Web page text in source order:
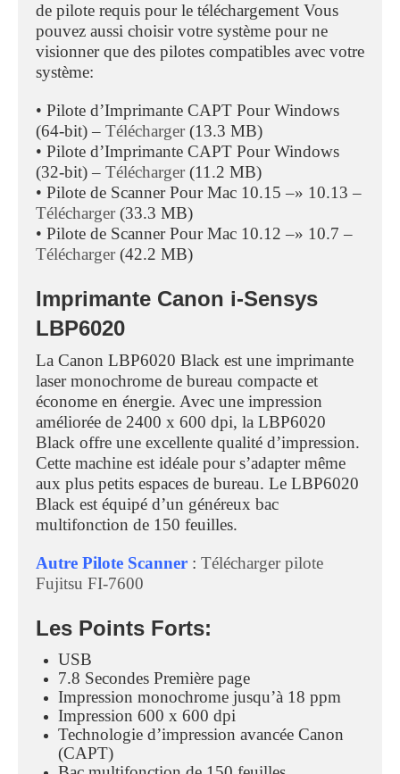
de pilote requis pour le téléchargement Vous
pouvez aussi choisir votre système pour ne
visionner que des pilotes compatibles avec votre
système:
• Pilote d’Imprimante CAPT Pour Windows
(64-bit) – Télécharger(13.3 MB)
• Pilote d’Imprimante CAPT Pour Windows
(32-bit) – Télécharger(11.2 MB)
• Pilote de Scanner Pour Mac 10.15 –» 10.13 –
Télécharger(33.3 MB)
• Pilote de Scanner Pour Mac 10.12 –» 10.7 –
Télécharger(42.2 MB)
Imprimante Canon i-Sensys
LBP6020
La Canon LBP6020 Black est une imprimante
laser monochrome de bureau compacte et
économe en énergie. Avec une impression
améliorée de 2400 x 600 dpi, la LBP6020
Black offre une excellente qualité d’impression.
Cette machine est idéale pour s’adapter même
aux plus petits espaces de bureau. Le LBP6020
Black est équipé d’un généreux bac
multifonction de 150 feuilles.
Autre Pilote Scanner : Télécharger pilote
Fujitsu FI-7600
Les Points Forts:
USB
7.8 Secondes Première page
Impression monochrome jusqu’à 18 ppm
Impression 600 x 600 dpi
Technologie d’impression avancée Canon
(CAPT)